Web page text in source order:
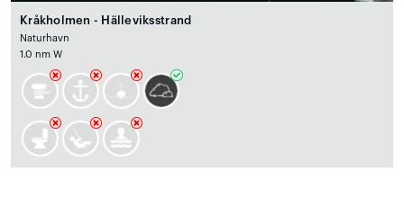
Kråkholmen - Hälleviksstrand
Naturhavn
1.0 nm W